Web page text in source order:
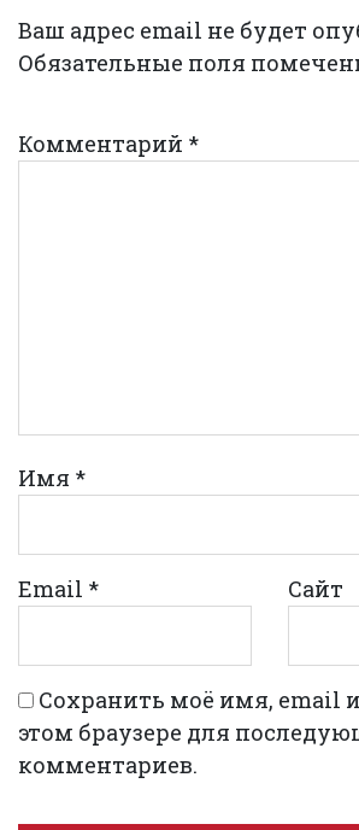
Ваш адрес email не будет
Обязательные поля
Комментарий *
Имя *
Email * Сайт
Сохранить моё имя, email и
этом браузере для
комментариев.